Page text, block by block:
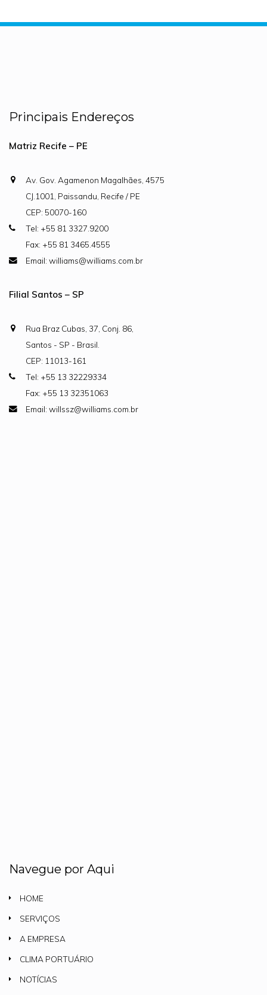
Principais Endereços
Matriz Recife – PE
Av. Gov. Agamenon Magalhães, 4575
CJ.1001, Paissandu, Recife / PE
CEP: 50070-160
Tel: +55 81 3327.9200
Fax: +55 81 3465.4555
Email: williams@williams.com.br
Filial Santos – SP
Rua Braz Cubas, 37, Conj. 86,
Santos - SP - Brasil.
CEP: 11013-161
Tel: +55 13 32229334
Fax: +55 13 32351063
Email: willssz@williams.com.br
Navegue por Aqui
HOME
SERVIÇOS
A EMPRESA
CLIMA PORTUÁRIO
NOTÍCIAS